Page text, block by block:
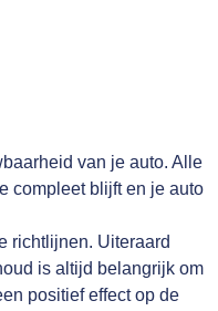
van je auto. Alle
compleet blijft en je auto
richtlijnen. Uiteraard
is altijd belangrijk om
positief effect op de